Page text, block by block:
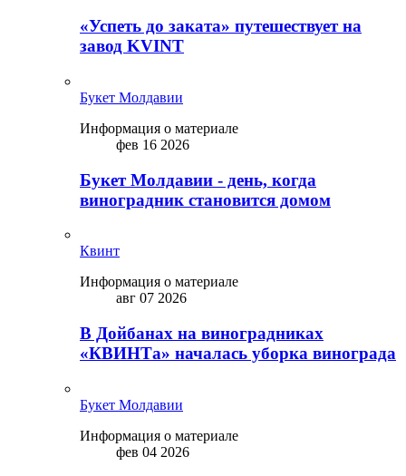
«Успеть до заката» путешествует на
завод KVINT
Букет Молдавии
Информация о материале
фев 16 2026
Букет Молдавии - день, когда
виноградник становится домом
Квинт
Информация о материале
авг 07 2026
В Дойбанах на виноградниках
«КВИНТа» началась уборка винограда
Букет Молдавии
Информация о материале
фев 04 2026